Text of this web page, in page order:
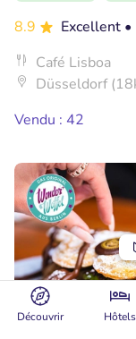
Découvrir Hôtels
8.9
Excellent
Café Lisboa
Düsseldorf
Vendu : 42